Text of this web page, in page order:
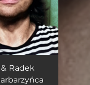
03:40
Radek